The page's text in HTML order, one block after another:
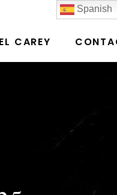
EL CAREY
Spanish